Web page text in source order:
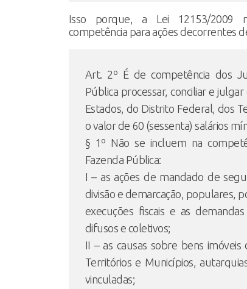
Isso porque, a Lei 12153/2009
competência para ações decorrentes
Art. 2º É de competência dos
Pública processar, conciliar e
Estados, do Distrito Federal, dos
o valor de 60 (sessenta) salários
§ 1º Não se incluem na
Fazenda Pública:
I – as ações de mandado de
divisão e demarcação, populares,
execuções fiscais e as
difusos e coletivos;
II – as causas sobre bens imóveis
Territórios e Municípios,
vinculadas;